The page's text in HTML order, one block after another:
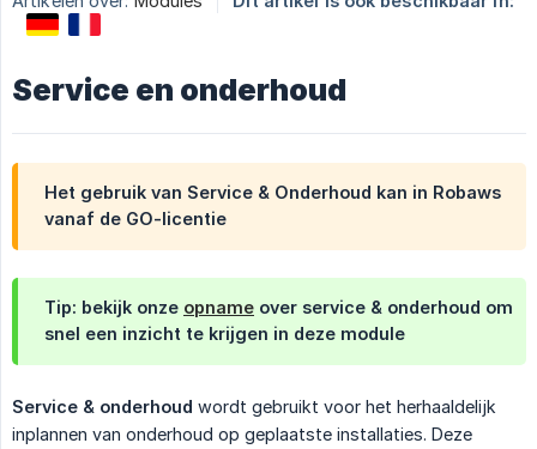
Service en onderhoud
Het gebruik van Service & Onderhoud kan in Robaws
vanaf de GO-licentie
Tip: bekijk onze opname over service & onderhoud om
snel een inzicht te krijgen in deze module
Service & onderhoud wordt gebruikt voor het herhaaldelijk
inplannen van onderhoud op geplaatste installaties. Deze